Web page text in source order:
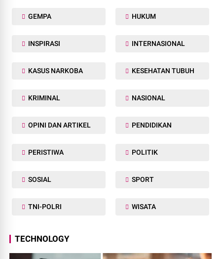
GEMPA HUKUM
INSPIRASI INTERNASIONAL
KASUS NARKOBA KESEHATAN TUBUH
KRIMINAL NASIONAL
OPINI DAN ARTIKEL PENDIDIKAN
PERISTIWA POLITIK
SOSIAL SPORT
TNI-POLRI WISATA
TECHNOLOGY